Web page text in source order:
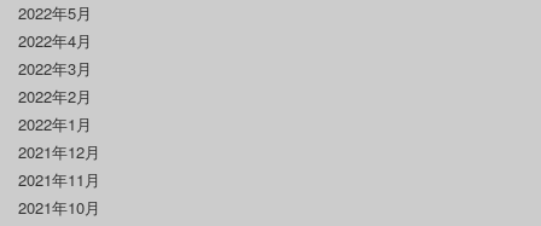
2022年5月
2022年4月
2022年3月
2022年2月
2022年1月
2021年12月
2021年11月
2021年10月